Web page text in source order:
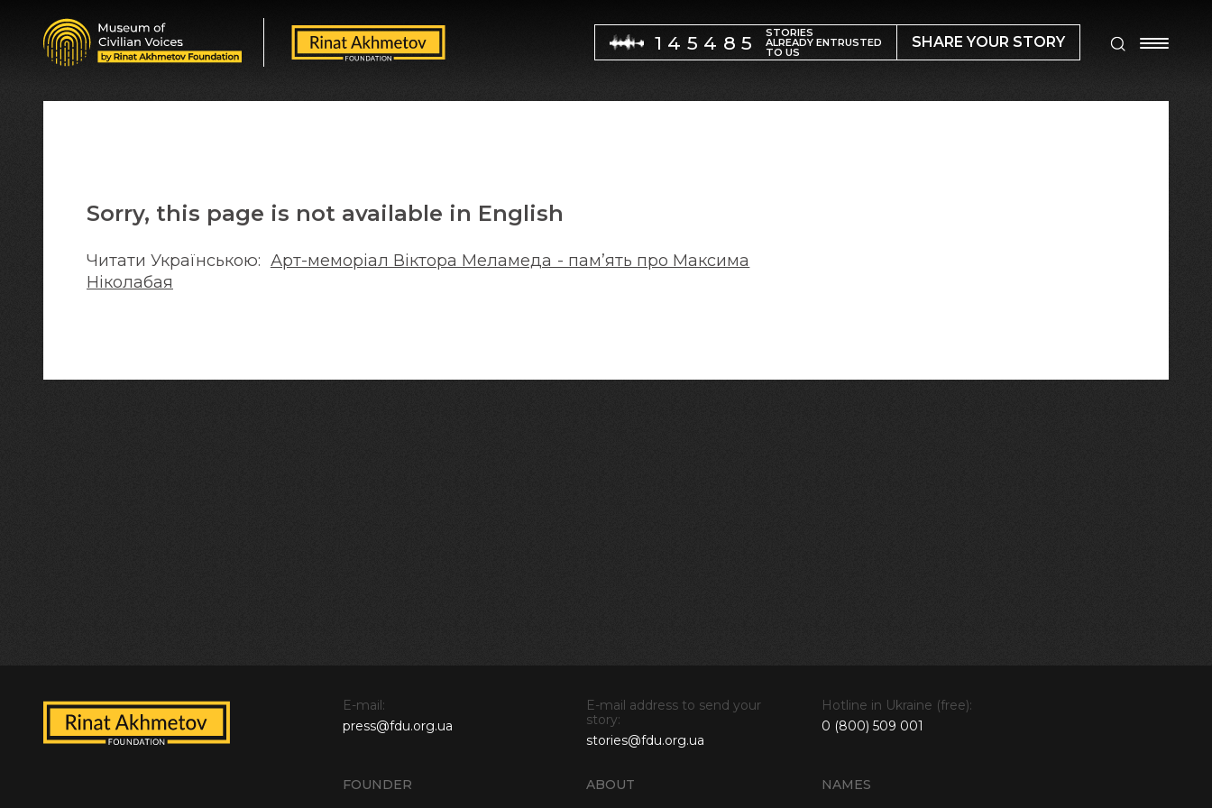
145485 STORIES
ALREADY ENTRUSTED
TO US
SHARE YOUR STORY
Sorry, this page is not available in English
Читати Українською: Арт-меморіал Віктора Меламеда - памʼять про Максима
Ніколабая
FOUNDER ABOUT NAMES
E-mail:
press@fdu.org.ua
E-mail address to send your
story:
stories@fdu.org.ua
Hotline in Ukraine (free):
0 (800) 509 001